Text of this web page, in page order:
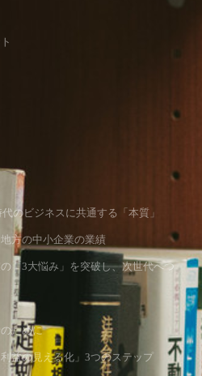
のビジネスに共通する「本質」
方の中小企業の業績
「3大悩み」を突破し、次世代へつ
ために
益の見える化」3つのステップ